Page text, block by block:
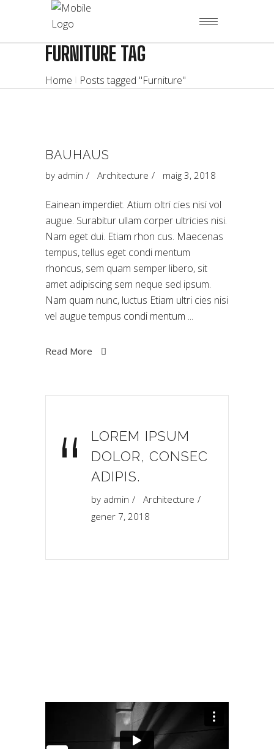
FURNITURE TAG
Home Posts tagged "Furniture"
BAUHAUS
by admin Architecture maig 3, 2018
Eainean imperdiet. Atium oltri cies nisi vol
augue. Surabitur ullam corper ultricies nisi.
Nam eget dui. Etiam rhon cus. Maecenas
tempus, tellus eget condi mentum
rhoncus, sem quam semper libero, sit
amet adipiscing sem neque sed ipsum.
Nam quam nunc, luctus Etiam ultri cies nisi
vel augue tempus condi mentum
Read More
“
LOREM IPSUM
DOLOR, CONSEC
ADIPIS.
by admin
Architecture
gener 7, 2018